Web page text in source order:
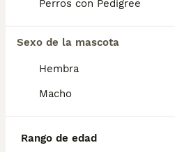
Perros con Pedigree
Sexo de la mascota
Hembra
Macho
Rango de edad
gos d'atura es listo,
familia.
¿Cómo es el
catalán?